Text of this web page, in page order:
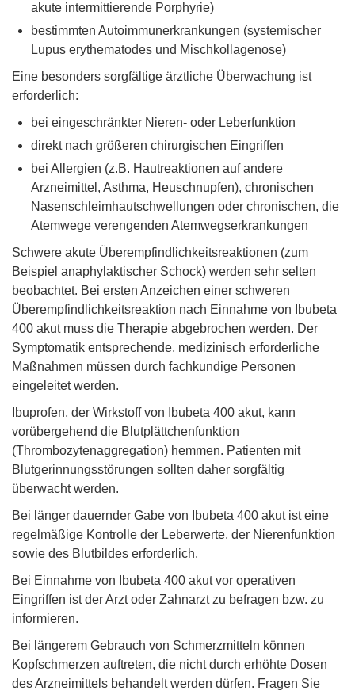
akute intermittierende Porphyrie)
bestimmten Autoimmunerkrankungen (systemischer
Lupus erythematodes und Mischkollagenose)
Eine besonders sorgfältige ärztliche Überwachung ist
erforderlich:
bei eingeschränkter Nieren- oder Leberfunktion
direkt nach größeren chirurgischen Eingriffen
bei Allergien (z.B. Hautreaktionen auf andere
Arzneimittel, Asthma, Heuschnupfen), chronischen
Nasenschleimhautschwellungen oder chronischen, die
Atemwege verengenden Atemwegserkrankungen
Schwere akute Überempfindlichkeitsreaktionen (zum
Beispiel anaphylaktischer Schock) werden sehr selten
beobachtet. Bei ersten Anzeichen einer schweren
Überempfindlichkeitsreaktion nach Einnahme von Ibubeta
400 akut muss die Therapie abgebrochen werden. Der
Symptomatik entsprechende, medizinisch erforderliche
Maßnahmen müssen durch fachkundige Personen
eingeleitet werden.
Ibuprofen, der Wirkstoff von Ibubeta 400 akut, kann
vorübergehend die Blutplättchenfunktion
(Thrombozytenaggregation) hemmen. Patienten mit
Blutgerinnungsstörungen sollten daher sorgfältig
überwacht werden.
Bei länger dauernder Gabe von Ibubeta 400 akut ist eine
regelmäßige Kontrolle der Leberwerte, der Nierenfunktion
sowie des Blutbildes erforderlich.
Bei Einnahme von Ibubeta 400 akut vor operativen
Eingriffen ist der Arzt oder Zahnarzt zu befragen bzw. zu
informieren.
Bei längerem Gebrauch von Schmerzmitteln können
Kopfschmerzen auftreten, die nicht durch erhöhte Dosen
des Arzneimittels behandelt werden dürfen. Fragen Sie